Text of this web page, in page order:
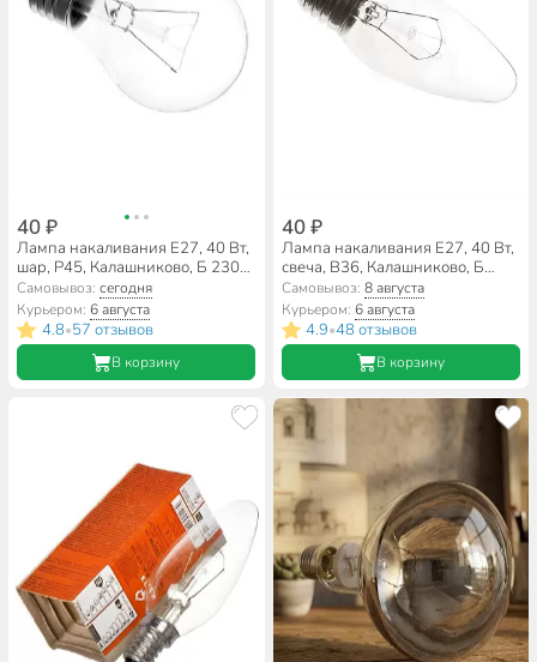
40 ₽
Лампа накаливания E27, 40 Вт,
шар, Р45, Калашниково, Б 230-
40
Самовывоз:сегодня
Курьером:6 августа
4.8•57 отзывов
В корзину
40 ₽
Лампа накаливания E27, 40 Вт,
свеча, В36, Калашниково, Б
230-40
Самовывоз: 8 августа
Курьером: 6 августа
4.9•48 отзывов
В корзину